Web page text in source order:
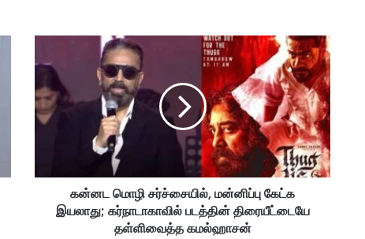
ட
மொ
ழி
ச்
கன்னட மொழி சர்ச்சையில், மன்னிப்பு கேட்க
இயலாது; கர்நாடாகாவில் படத்தின் திரையீட்டையே
தள்ளிவைத்த கமல்ஹாசன்